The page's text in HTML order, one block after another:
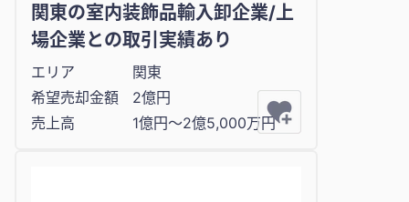
関東の室内装飾品輸入卸企業/上
場企業との取引実績あり
エリア
関東
希望売却金額
2億円
売上高
1億円〜2億5,000万円